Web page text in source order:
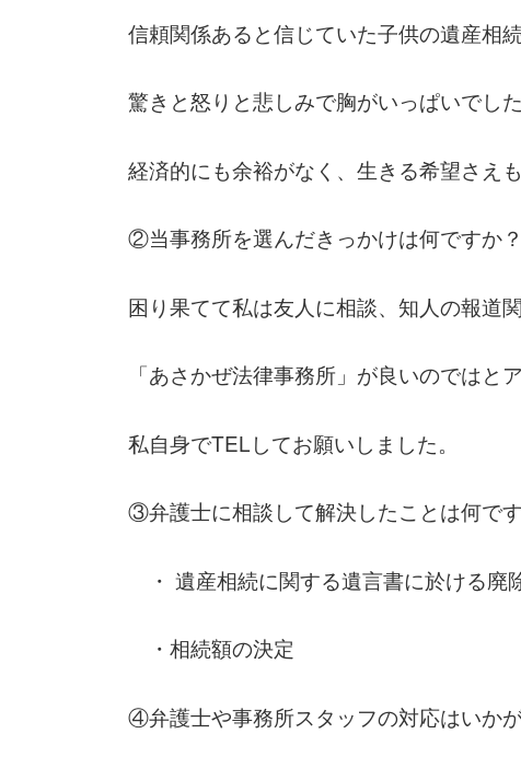
信頼関係あると信じていた子供の遺産相
驚きと怒りと悲しみで胸がいっぱいでした
経済的にも余裕がなく、生きる希望さえ
②当事務所を選んだきっかけは何ですか？
困り果てて私は友人に相談、知人の報道
「あさかぜ法律事務所」が良いのではと
私自身でTELしてお願いしました。
③弁護士に相談して解決したことは何で
・ 遺産相続に関する遺言書に於ける廃
・相続額の決定
④弁護士や事務所スタッフの対応はいか